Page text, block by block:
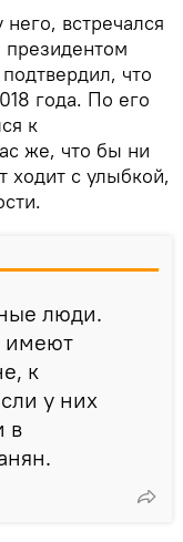
встречался
что
года. По его
к
же, что бы ни
ходит с улыбкой,
люди.
имеют
к
у них
в